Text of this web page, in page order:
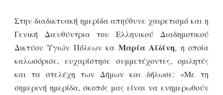
Στην διαδικτυακή ημερίδα απηύθυνε χαιρετισμό και η
Γενική Διευθύντρια του Ελληνικού Διαδημοτικού
Δικτύου Υγιών Πόλεων κα Μαρία Αϊδίνη, η οποία
καλωσόρισε, ευχαρίστησε συμμετέχοντες, ομιλητές
και τα στελέχη των Δήμων και δήλωσε: «Με τη
σημερινή ημερίδα, σκοπός μας είναι να ενημερωθούν